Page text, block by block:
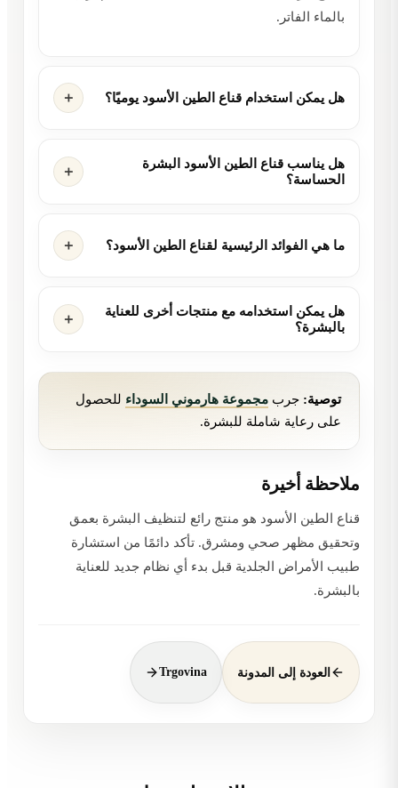
بالماء الفاتر.
هل يمكن استخدام قناع الطين الأسود يوميًا؟
هل يناسب قناع الطين الأسود البشرة
الحساسة؟
ما هي الفوائد الرئيسية لقناع الطين الأسود؟
هل يمكن استخدامه مع منتجات أخرى للعناية
بالبشرة؟
توصية: جرب مجموعة هارموني السوداء للحصول
على رعاية شاملة للبشرة.
ملاحظة أخيرة
قناع الطين الأسود هو منتج رائع لتنظيف البشرة بعمق
وتحقيق مظهر صحي ومشرق. تأكد دائمًا من استشارة
طبيب الأمراض الجلدية قبل بدء أي نظام جديد للعناية
بالبشرة.
العودة إلى المدونة Trgovina